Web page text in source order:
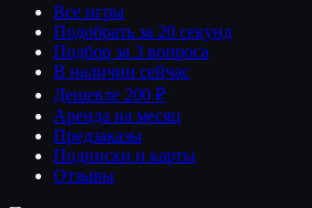
Все игры
Подобрать за 20 секунд
Подбор за 3 вопроса
В наличии сейчас
Дешевле 200 ₽
Аренда на месяц
Предзаказы
Подписки и карты
Отзывы